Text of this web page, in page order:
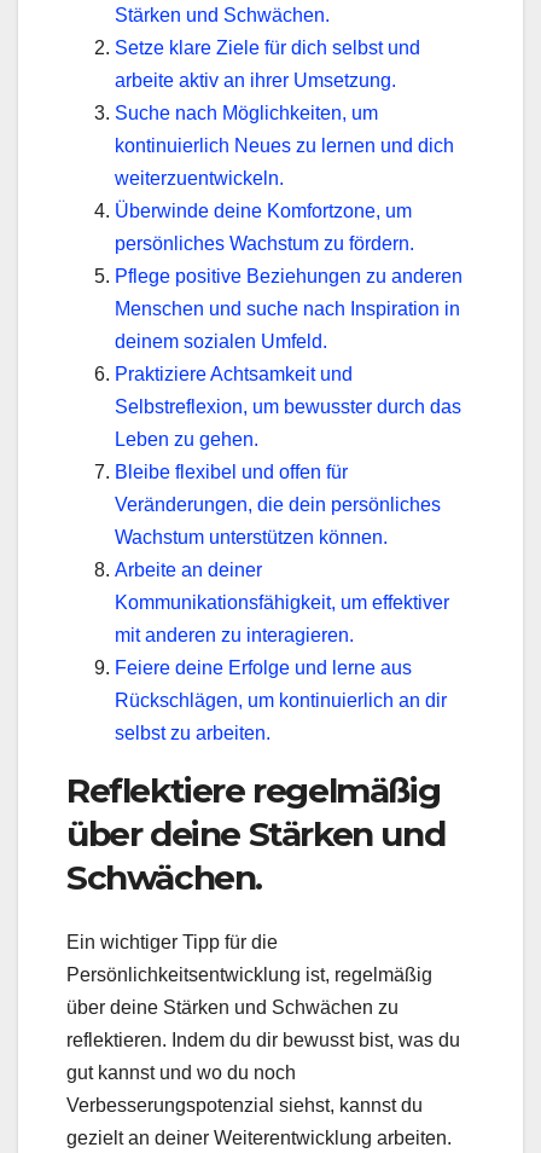
Stärken und Schwächen.
Setze klare Ziele für dich selbst und
arbeite aktiv an ihrer Umsetzung.
Suche nach Möglichkeiten, um
kontinuierlich Neues zu lernen und dich
weiterzuentwickeln.
Überwinde deine Komfortzone, um
persönliches Wachstum zu fördern.
Pflege positive Beziehungen zu anderen
Menschen und suche nach Inspiration in
deinem sozialen Umfeld.
Praktiziere Achtsamkeit und
Selbstreflexion, um bewusster durch das
Leben zu gehen.
Bleibe flexibel und offen für
Veränderungen, die dein persönliches
Wachstum unterstützen können.
Arbeite an deiner
Kommunikationsfähigkeit, um effektiver
mit anderen zu interagieren.
Feiere deine Erfolge und lerne aus
Rückschlägen, um kontinuierlich an dir
selbst zu arbeiten.
Reflektiere regelmäßig
über deine Stärken und
Schwächen.
Ein wichtiger Tipp für die
Persönlichkeitsentwicklung ist, regelmäßig
über deine Stärken und Schwächen zu
reflektieren. Indem du dir bewusst bist, was du
gut kannst und wo du noch
Verbesserungspotenzial siehst, kannst du
gezielt an deiner Weiterentwicklung arbeiten.